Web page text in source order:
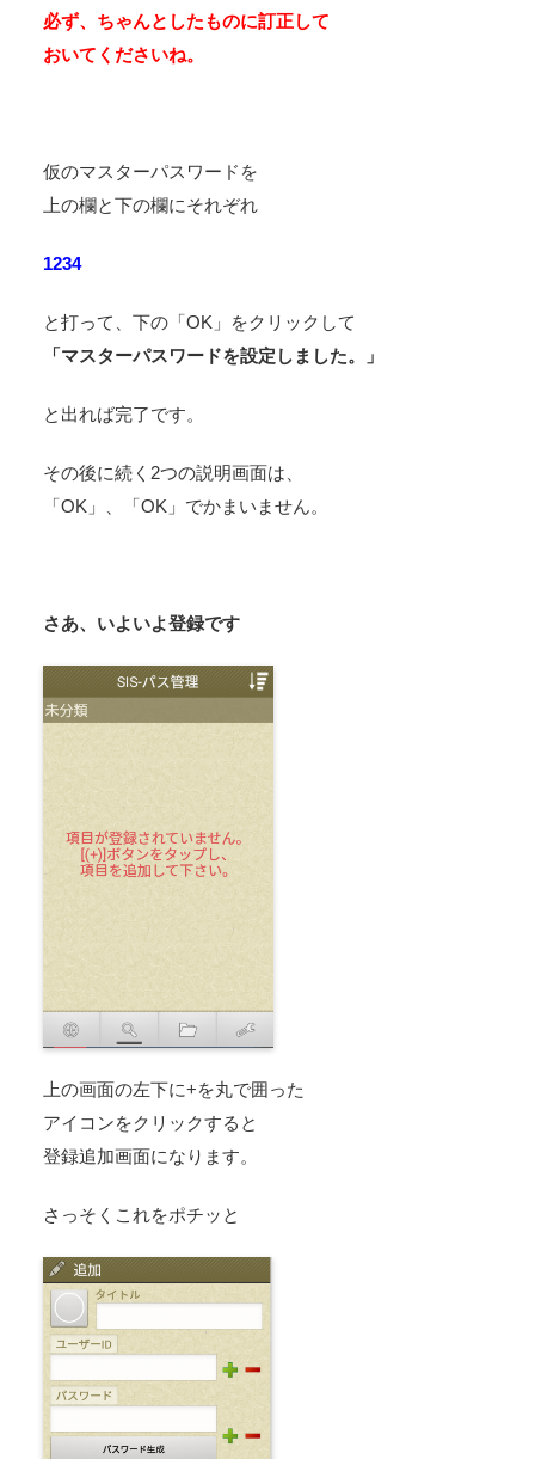
必ず、ちゃんとしたものに訂正して
おいてくださいね。
仮のマスターパスワードを
上の欄と下の欄にそれぞれ
1234
と打って、下の「OK」をクリックして
「マスターパスワードを設定しました。」
と出れば完了です。
その後に続く2つの説明画面は、
「OK」、「OK」でかまいません。
さあ、いよいよ登録です
上の画面の左下に+を丸で囲った
アイコンをクリックすると
登録追加画面になります。
さっそくこれをポチッと